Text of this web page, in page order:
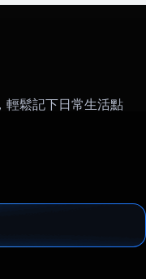
輕鬆記下日常生活點